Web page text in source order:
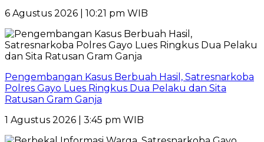
6 Agustus 2026 | 10:21 pm WIB
Pengembangan Kasus Berbuah Hasil, Satresnarkoba
Polres Gayo Lues Ringkus Dua Pelaku dan Sita
Ratusan Gram Ganja
1 Agustus 2026 | 3:45 pm WIB